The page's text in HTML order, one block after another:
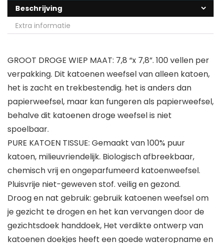
Beschrijving
Extra informatie
GROOT DROGE WIEP MAAT: 7,8 “x 7,8”. 100 vellen per
verpakking. Dit katoenen weefsel van alleen katoen,
het is zacht en trekbestendig. het is anders dan
papierweefsel, maar kan fungeren als papierweefsel,
behalve dit katoenen droge weefsel is niet
spoelbaar.
PURE KATOEN TISSUE: Gemaakt van 100% puur
katoen, milieuvriendelijk. Biologisch afbreekbaar,
chemisch vrij en ongeparfumeerd katoenweefsel.
Pluisvrije niet-geweven stof. veilig en gezond.
Droog en nat gebruik: gebruik katoenen weefsel om
je gezicht te drogen en het kan vervangen door de
gezichtsdoek handdoek, Het verdikte ontwerp van
katoenen doekjes heeft een goede wateropname en